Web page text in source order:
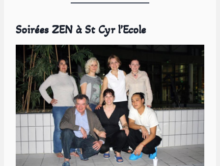
Soirées ZEN à St Cyr l’Ecole